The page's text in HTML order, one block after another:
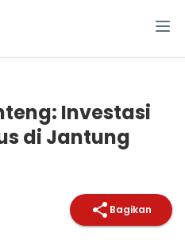
Investasi
di Jantung
Bagikan